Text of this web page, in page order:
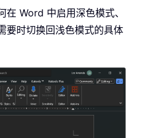
Word 中启用深色模式、
要时切换回浅色模式的具体